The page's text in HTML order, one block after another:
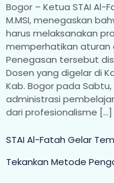
Bogor – Ketua STAI Al-
M.MSI, menegaskan
harus melaksanakan
memperhatikan aturan
Penegasan tersebut
Dosen yang digelar di
Kab. Bogor pada
administrasi
dari profesionalisme […]
STAI Al-Fatah Gelar
Tekankan Metode